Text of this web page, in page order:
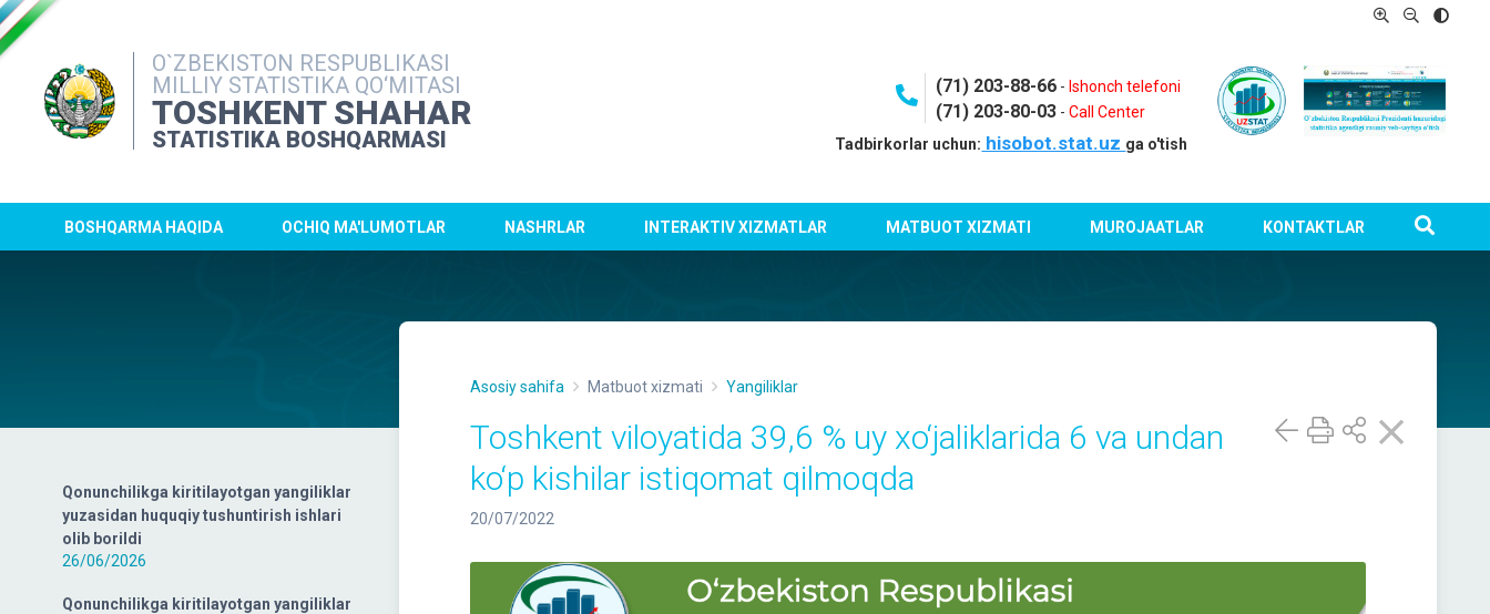
O`ZBEKISTON RESPUBLIKASI
MILLIY STATISTIKA QO‘MITASI
TOSHKENT SHAHAR
STATISTIKA BOSHQARMASI
(71) 203-88-66 - Ishonch telefoni
(71) 203-80-03 -Call Center
Tadbirkorlar uchun: hisobot.stat.uz ga o'tish
BOSHQARMA HAQIDA OCHIQ MA'LUMOTLAR NASHRLAR INTERAKTIV XIZMATLAR MATBUOT XIZMATI MUROJAATLAR KONTAKTLAR
Qonunchilikga kiritilayotgan yangiliklar
yuzasidan huquqiy tushuntirish ishlari
olib borildi
26/06/2026
Qonunchilikga kiritilayotgan yangiliklar
Asosiy sahifa Matbuot xizmati Yangiliklar
Toshkent viloyatida 39,6 % uy xo‘jaliklarida 6 va undan
ko‘p kishilar istiqomat qilmoqda
20/07/2022